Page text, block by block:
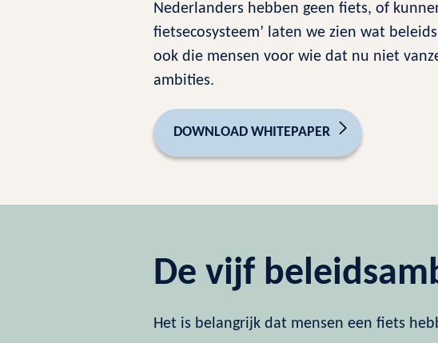
Nederlanders hebben geen fiets, of
fietsecosysteem’ laten we zien wat
ook die mensen voor wie dat nu niet
ambities.
DOWNLOAD WHITEPAPER
De vijf
Het is belangrijk dat mensen een fiets